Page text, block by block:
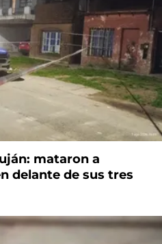
mataron a
delante de sus tres